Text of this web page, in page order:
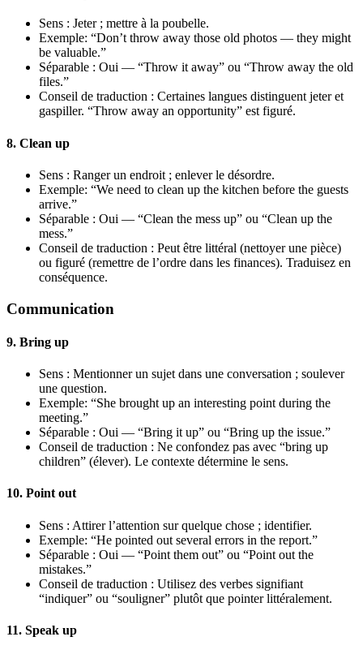
Sens : Jeter ; mettre à la poubelle.
Exemple: “Don’t throw away those old photos — they might
be valuable.”
Séparable : Oui — “Throw it away” ou “Throw away the old
files.”
Conseil de traduction : Certaines langues distinguent jeter et
gaspiller. “Throw away an opportunity” est figuré.
8. Clean up
Sens : Ranger un endroit ; enlever le désordre.
Exemple: “We need to clean up the kitchen before the guests
arrive.”
Séparable : Oui — “Clean the mess up” ou “Clean up the
mess.”
Conseil de traduction : Peut être littéral (nettoyer une pièce)
ou figuré (remettre de l’ordre dans les finances). Traduisez en
conséquence.
Communication
9. Bring up
Sens : Mentionner un sujet dans une conversation ; soulever
une question.
Exemple: “She brought up an interesting point during the
meeting.”
Séparable : Oui — “Bring it up” ou “Bring up the issue.”
Conseil de traduction : Ne confondez pas avec “bring up
children” (élever). Le contexte détermine le sens.
10. Point out
Sens : Attirer l’attention sur quelque chose ; identifier.
Exemple: “He pointed out several errors in the report.”
Séparable : Oui — “Point them out” ou “Point out the
mistakes.”
Conseil de traduction : Utilisez des verbes signifiant
“indiquer” ou “souligner” plutôt que pointer littéralement.
11. Speak up